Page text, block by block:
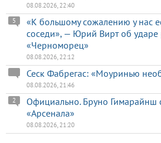
08.08.2026, 22:40
«К большому сожалению у нас
соседи», — Юрий Вирт об ударе
«Черноморец»
5
08.08.2026, 22:12
Сеск Фабрегас: «Моуринью
08.08.2026, 21:46
Официально. Бруно Гимарайнш
«Арсенала»
2
08.08.2026, 21:20